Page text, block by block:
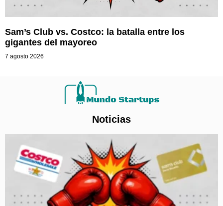
Sam’s Club vs. Costco: la batalla entre los
gigantes del mayoreo
7 agosto 2026
Noticias